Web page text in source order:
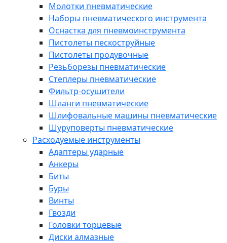
Молотки пневматические
Наборы пневматического инструмента
Оснастка для пневмоинструмента
Пистолеты пескоструйные
Пистолеты продувочные
Резьборезы пневматические
Степлеры пневматические
Фильтр-осушители
Шланги пневматические
Шлифовальные машины пневматические
Шуруповерты пневматические
Расходуемые инструменты
Адаптеры ударные
Анкеры
Биты
Буры
Винты
Гвозди
Головки торцевые
Диски алмазные